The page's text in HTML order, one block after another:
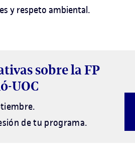
y respeto ambiental.
sobre la FP
UOC
de tu programa.